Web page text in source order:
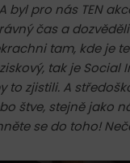
byl pro nás TEN
čas a
tam, kde je
tak je
to zjistili.A
štve, stejně jako
se do toho!